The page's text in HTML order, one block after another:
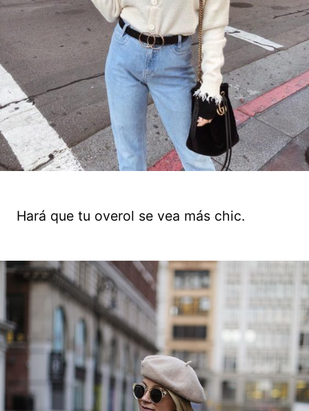
Hará que tu overol se vea más chic.